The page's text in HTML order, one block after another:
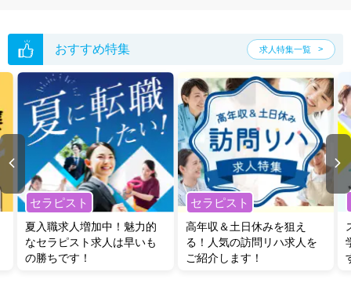
転職支援サービスにお申し込みいただくと、全求人からご希望条件に合
う求人を提案させていただきます。
高知県の理学療法士求人では以下のような条件が人気です。
土日祝休・積極採用中・新卒OK・正社員(正職員)・ 病院・
クリニック・ 介護福祉施設・ 訪問リハビリ(在宅医療) ・小児リハビ
・保育園・ 整骨院・
他の条件でも人気の求人がございますので、「こだわり条件」から検索
いただくか、お気軽にお問い合わせください。
全国の理学療法士求人から検索いただくことも可能です。
無料転職支援サービス
にお申し込みいただくと、ご希望条件をヒアリン
グした上で求人をご提案いたします。
ご希望条件がまだ定まっていない方は
人気の希望条件をピックアップし
おすすめ特集 求人特集一覧
セラピスト
夏入職求人増加中！魅力的
なセラピスト求人は早いも
の勝ちです！
セラピスト
高年収＆土日休みを狙え
る！人気の訪問リハ求人を
ご紹介します！